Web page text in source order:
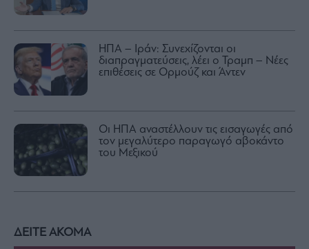
ΗΠΑ – Ιράν: Συνεχίζονται οι
διαπραγματεύσεις, λέει ο Τραμπ – Νέες
επιθέσεις σε Ορμούζ και Άντεν
Οι ΗΠΑ αναστέλλουν τις εισαγωγές από
τον μεγαλύτερο παραγωγό αβοκάντο
του Μεξικού
ΔΕΙΤΕ ΑΚΟΜΑ